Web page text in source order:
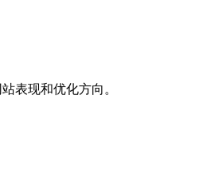
表现和优化方向。